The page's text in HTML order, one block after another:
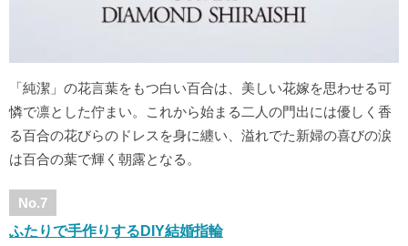
「純潔」の花言葉をもつ白い百合は、美しい花嫁を思わせる可
憐で凛とした佇まい。これから始まる二人の門出には優しく香
る百合の花びらのドレスを身に纏い、溢れでた新婦の喜びの涙
は百合の葉で輝く朝露となる。
No.7
ふたりで手作りするDIY結婚指輪